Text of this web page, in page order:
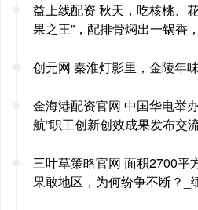
益上线配资 秋天，吃核桃、
果之王”，配排骨焖出一锅香
创元网 秦淮灯影里，金陵年
金海港配资官网 中国华电举
航”职工创新创效成果发布交
三叶草策略官网 面积2700平
果敢地区，为何纷争不断？_